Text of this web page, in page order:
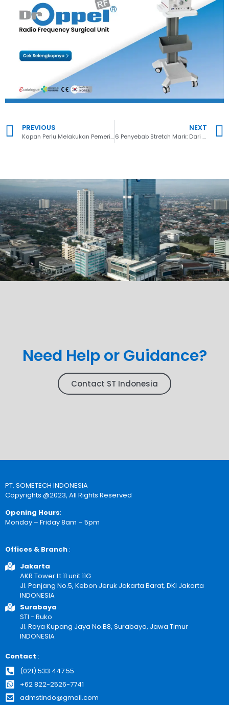
PREVIOUS
Kapan Perlu Melakukan Pemeriksaan Fisik THT?
NEXT
6 Penyebab Stretch Mark: Dari Kehamilan hingga Perubahan Berat Badan
Need Help or Guidance?
Contact ST Indonesia
PT. SOMETECH INDONESIA
Copyrights @2023, All Rights Reserved
Opening Hours:
Monday – Friday 8am – 5pm
Offices & Branch :
Jakarta
AKR Tower Lt 11 unit 11G
Jl. Panjang No.5, Kebon Jeruk Jakarta Barat, DKI Jakarta
INDONESIA
Surabaya
STI - Ruko
Jl. Raya Kupang Jaya No.B8, Surabaya, Jawa Timur
INDONESIA
Contact :
(021) 533 447 55
+62 822-2526-7741
admstindo@gmail.com